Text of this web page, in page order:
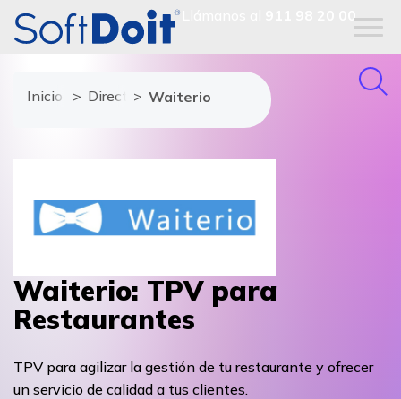
911 98 20 00
Inicio Directorio de proveedores
Waiterio
Waiterio: TPV para
Restaurantes
TPV para agilizar la gestión de tu restaurante y ofrecer
un servicio de calidad a tus clientes.